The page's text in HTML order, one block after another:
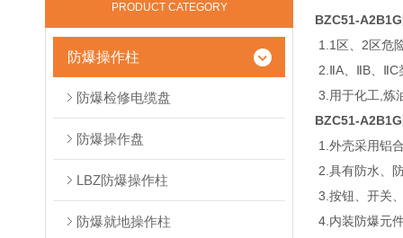
PRODUCT CATEGORY
防爆操作柱
防爆检修电缆盘
防爆操作盘
LBZ防爆操作柱
防爆就地操作柱
BZC51-
1.1区、2区危
2.ⅡA、ⅡB、
3.用于化工,炼
BZC51-
1.外壳采用铝
2.具有防水、
3.按钮、开关
4.内装防爆元